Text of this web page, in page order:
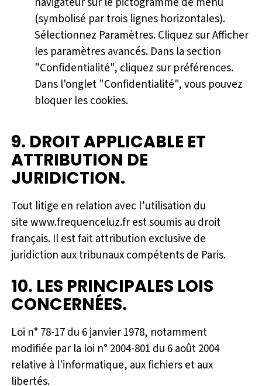
(symbolisé par trois lignes horizontales).
Sélectionnez Paramètres. Cliquez sur Afficher
les paramètres avancés. Dans la section
"Confidentialité", cliquez sur préférences.
Dans l'onglet "Confidentialité", vous pouvez
bloquer les cookies.
9. DROIT APPLICABLE ET
ATTRIBUTION DE
JURIDICTION.
Tout litige en relation avec l’utilisation du
site www.frequenceluz.fr est soumis au droit
français. Il est fait attribution exclusive de
juridiction aux tribunaux compétents de Paris.
10. LES PRINCIPALES LOIS
CONCERNÉES.
Loi n° 78-17 du 6 janvier 1978, notamment
modifiée par la loi n° 2004-801 du 6 août 2004
relative à l'informatique, aux fichiers et aux
libertés.